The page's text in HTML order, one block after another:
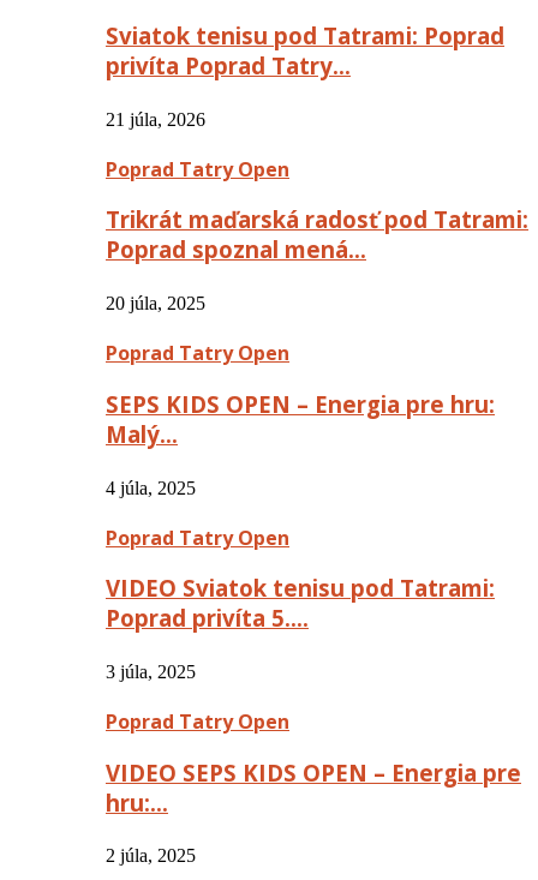
Sviatok tenisu pod Tatrami: Poprad
privíta Poprad Tatry…
21 júla, 2026
Poprad Tatry Open
Trikrát maďarská radosť pod Tatrami:
Poprad spoznal mená…
20 júla, 2025
Poprad Tatry Open
SEPS KIDS OPEN – Energia pre hru:
Malý…
4 júla, 2025
Poprad Tatry Open
VIDEO Sviatok tenisu pod Tatrami:
Poprad privíta 5….
3 júla, 2025
Poprad Tatry Open
VIDEO SEPS KIDS OPEN – Energia pre
hru:…
2 júla, 2025